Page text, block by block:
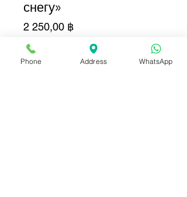
снегу»
2 250,00 ฿Цена
Добавить в корзину
Phone Address WhatsApp